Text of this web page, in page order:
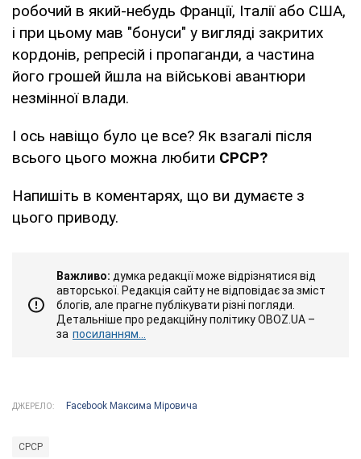
робочий в який-небудь Франції, Італії або США,
і при цьому мав "бонуси" у вигляді закритих
кордонів, репресій і пропаганди, а частина
його грошей йшла на військові авантюри
незмінної влади.
І ось навіщо було це все? Як взагалі після
всього цього можна любити СРСР?
Напишіть в коментарях, що ви думаєте з
цього приводу.
Важливо: думка редакції може відрізнятися від
авторської. Редакція сайту не відповідає за зміст
блогів, але прагне публікувати різні погляди.
Детальніше про редакційну політику OBOZ.UA –
за посиланням...
ДЖЕРЕЛО: Facebook Максима Міровича
СРСР